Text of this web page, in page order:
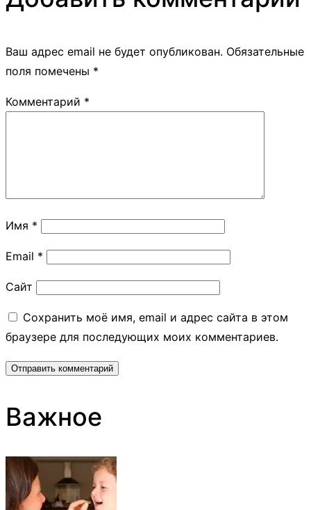
Ваш адрес email не будет опубликован. Обязательные
поля помечены *
Комментарий *
Имя *
Email *
Сайт
Сохранить моё имя, email и адрес сайта в этом
браузере для последующих моих комментариев.
Важное